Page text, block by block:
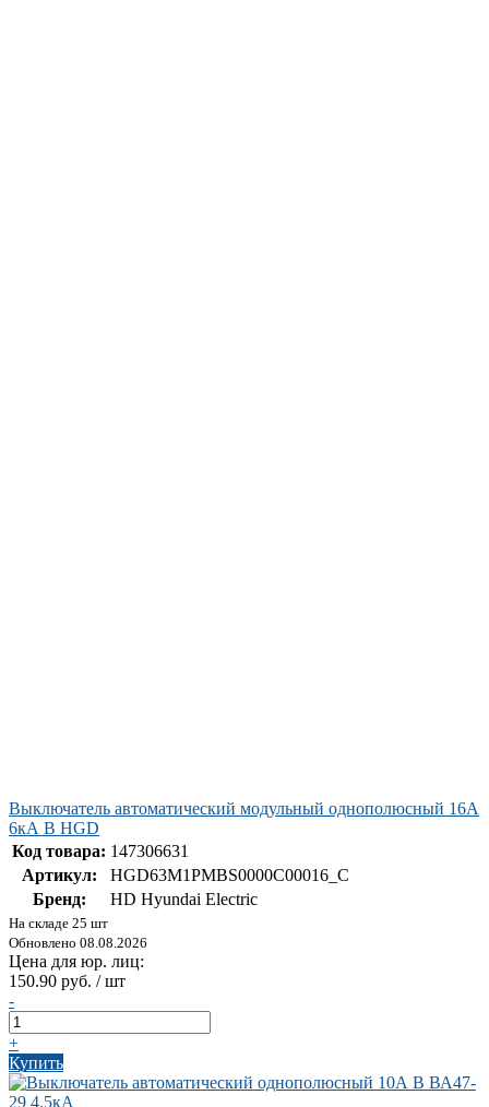
Выключатель автоматический модульный однополюсный 16А
6кА В HGD
Код товара: 147306631
Артикул:
HGD63M1PMBS0000C00016_C
Бренд:
HD Hyundai Electric
На складе 25 шт
Обновлено 08.08.2026
Цена для юр. лиц:
150.90 руб. / шт
-
+
Купить